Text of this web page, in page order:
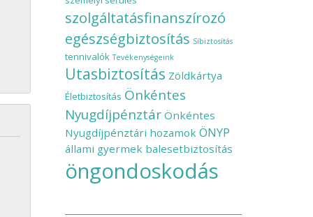
szolgáltatásfinanszírozó
egészségbiztosítás Síbiztosítás
tennivalók Tevékenységeink
Utasbiztosítás Zöldkártya
Életbiztosítás Önkéntes
Nyugdíjpénztár Önkéntes
Nyugdíjpénztári hozamok ÖNYP
állami gyermek balesetbiztosítás
öngondoskodás